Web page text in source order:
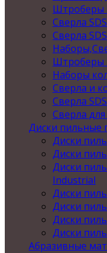
Штроберы
Сверла
Сверла
Штроберы
Наборы
Сверла и
Сверла
Сверла
Диски пильные
Диски
Диски
Диски
Industrial
Диски
Диски
Диски
Диски
Абразивные